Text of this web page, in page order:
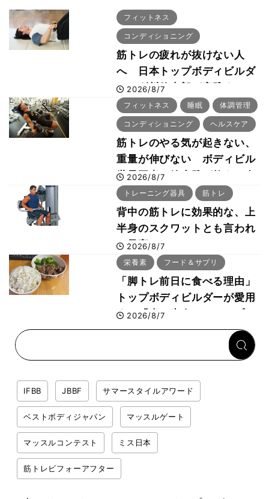
フィットネス
コンディショニング
筋トレの疲れが抜けない人
へ 日本トップボディビルダ
ー・刈川啓志郎が実践する
「回復習慣」
2026/8/7
フィットネス 睡眠 体調管理
コンディショニング ヘルスケア
筋トレのやる気が起きない、
重量が伸びない ボディビル
世界王者・鈴木雅が教える食
事・睡眠・呼吸の整え方
2026/8/7
トレーニング器具 筋トレ
背中の筋トレに効果的な、上
半身のスクワットとも言われ
た最高マシン“ノーチラス・
プルオーバーマシン”とは？
2026/8/7
栄養素 フード＆サプリ
「脚トレ前日に食べる理由」
トップボディビルダーが愛用
する「米＋牛肉」のシンプル
回復メシとは？
2026/8/7
IFBB JBBF サマースタイルアワード
ベストボディジャパン マッスルゲート
マッスルコンテスト ミス日本
筋トレビフォーアフター